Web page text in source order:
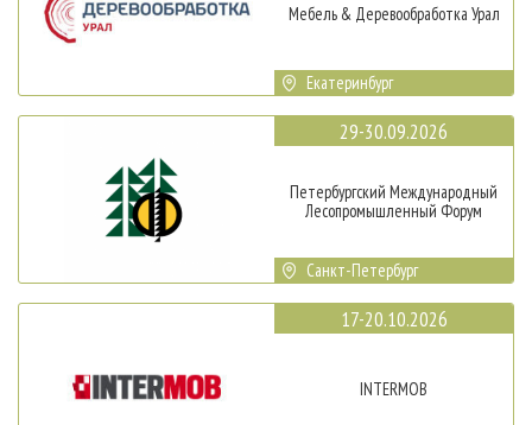
Мебель & Деревообработка Урал
Екатеринбург
29-30.09.2026
Петербургский Международный
Лесопромышленный Форум
Санкт-Петербург
17-20.10.2026
INTERMOB